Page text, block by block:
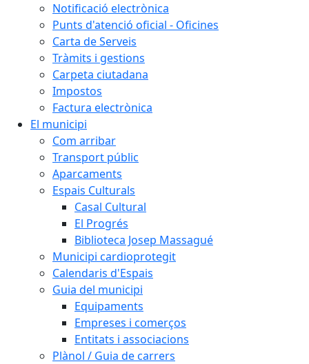
Notificació electrònica
Punts d'atenció oficial - Oficines
Carta de Serveis
Tràmits i gestions
Carpeta ciutadana
Impostos
Factura electrònica
El municipi
Com arribar
Transport públic
Aparcaments
Espais Culturals
Casal Cultural
El Progrés
Biblioteca Josep Massagué
Municipi cardioprotegit
Calendaris d'Espais
Guia del municipi
Equipaments
Empreses i comerços
Entitats i associacions
Plànol / Guia de carrers